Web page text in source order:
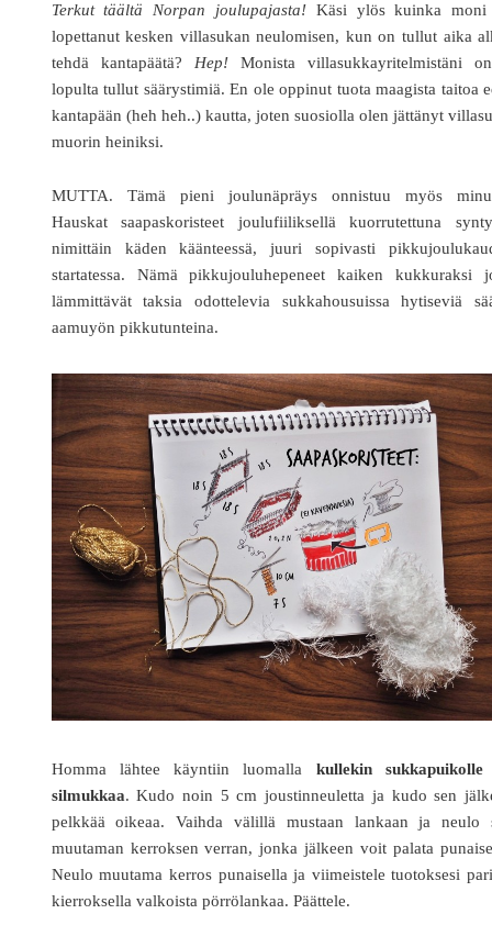
Terkut täältä Norpan joulupajasta! Käsi ylös kuinka
lopettanut kesken villasukan neulomisen, kun on tullut aika
tehdä kantapäätä? Hep!Monista villasukkayritelmistäni
lopulta tullut säärystimiä. En ole oppinut tuota maagista taitoa
kantapään (heh heh..) kautta, joten suosiolla olen jättänyt
muorin heiniksi.
MUTTA. Tämä pieni joulunäpräys onnistuu myös
Hauskat saapaskoristeet joulufiiliksellä kuorrutettuna
nimittäin käden käänteessä, juuri sopivasti
startatessa. Nämä pikkujouluhepeneet kaiken kukkuraksi
lämmittävät taksia odottelevia sukkahousuissa hytiseviä
aamuyön pikkutunteina.
Homma lähtee käyntiin luomalla kullekin sukkapuikolle
silmukkaa. Kudo noin 5 cm joustinneuletta ja kudo sen
pelkkää oikeaa. Vaihda välillä mustaan lankaan ja neulo
muutaman kerroksen verran, jonka jälkeen voit palata
Neulo muutama kerros punaisella ja viimeistele tuotoksesi
kierroksella valkoista pörrölankaa. Päättele.